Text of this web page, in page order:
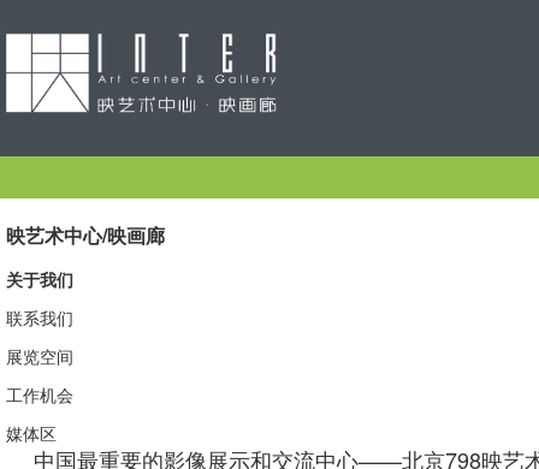
映艺术中心/映画廊
关于我们
联系我们
展览空间
工作机会
媒体区
中国最重要的影像展示和交流中心——北京798映艺